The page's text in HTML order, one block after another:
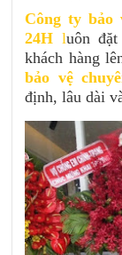
Công ty bảo
24H luôn
khách hàng
bảo vệ
định, lâu dài